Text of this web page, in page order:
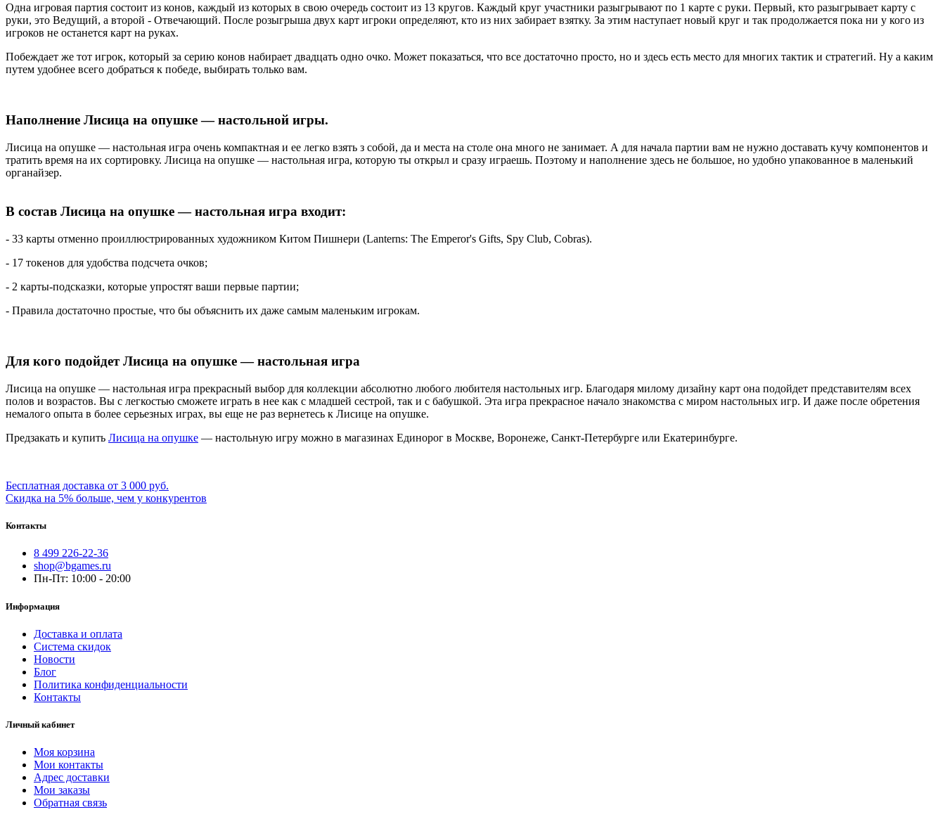
Одна игровая партия состоит из конов, каждый из которых в свою очередь состоит из 13 кругов. Каждый круг участники разыгрывают по 1 карте с руки. Первый, кто разыгрывает карту с
руки, это Ведущий, а второй - Отвечающий. После розыгрыша двух карт игроки определяют, кто из них забирает взятку. За этим наступает новый круг и так продолжается пока ни у кого из
игроков не останется карт на руках.
Побеждает же тот игрок, который за серию конов набирает двадцать одно очко. Может показаться, что все достаточно просто, но и здесь есть место для многих тактик и стратегий. Ну а каким
путем удобнее всего добраться к победе, выбирать только вам.
Наполнение Лисица на опушке — настольной игры.
Лисица на опушке — настольная игра очень компактная и ее легко взять з собой, да и места на столе она много не занимает. А для начала партии вам не нужно доставать кучу компонентов и
тратить время на их сортировку. Лисица на опушке — настольная игра, которую ты открыл и сразу играешь. Поэтому и наполнение здесь не большое, но удобно упакованное в маленький
органайзер.
В состав Лисица на опушке — настольная игра входит:
- 33 карты отменно проиллюстрированных художником Китом Пишнери (Lanterns: The Emperor's Gifts, Spy Club, Cobras).
- 17 токенов для удобства подсчета очков;
- 2 карты-подсказки, которые упростят ваши первые партии;
- Правила достаточно простые, что бы объяснить их даже самым маленьким игрокам.
Для кого подойдет Лисица на опушке — настольная игра
Лисица на опушке — настольная игра прекрасный выбор для коллекции абсолютно любого любителя настольных игр. Благодаря милому дизайну карт она подойдет представителям всех
полов и возрастов. Вы с легкостью сможете играть в нее как с младшей сестрой, так и с бабушкой. Эта игра прекрасное начало знакомства с миром настольных игр. И даже после обретения
немалого опыта в более серьезных играх, вы еще не раз вернетесь к Лисице на опушке.
Предзакать и купить Лисица на опушке — настольную игру можно в магазинах Единорог в Москве, Воронеже, Санкт-Петербурге или Екатеринбурге.
Бесплатная доставка от 3 000 руб.
Скидка на 5% больше, чем у конкурентов
Контакты
8 499 226-22-36
shop@bgames.ru
Пн-Пт: 10:00 - 20:00
Информация
Доставка и оплата
Система скидок
Новости
Блог
Политика конфиденциальности
Контакты
Личный кабинет
Моя корзина
Мои контакты
Адрес доставки
Мои заказы
Обратная связь